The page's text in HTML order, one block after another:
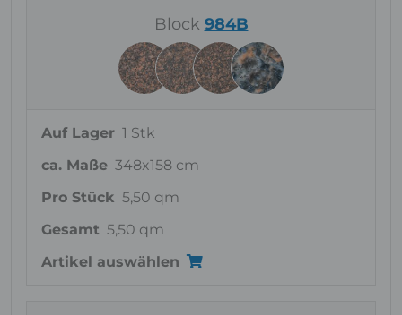
Block 984B
Auf Lager 1 Stk
ca. Maße 348x158 cm
Pro Stück 5,50 qm
Gesamt 5,50 qm
Artikel auswählen